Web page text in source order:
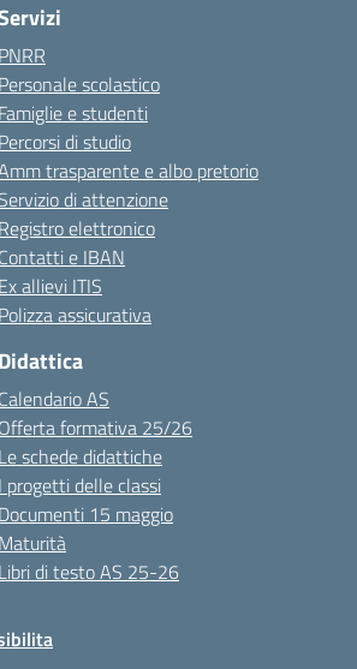
PNRR
Personale scolastico
Famiglie e studenti
Percorsi di studio
trasparente e albo pretorio
di attenzione
Registro elettronico
Contatti e IBAN
Ex allievi ITIS
Polizza assicurativa
Didattica
Calendario AS
Offerta formativa 25/26
Le schede didattiche
I progetti delle classi
Documenti 15 maggio
Maturità
Libri di testo AS 25-26